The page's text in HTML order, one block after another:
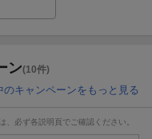
ン(10件)
のキャンペーンをもっと見る
必ず各説明頁でご確認ください。